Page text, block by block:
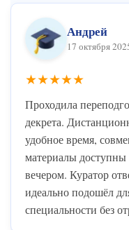
Андрей
17 октября
★★★★★
Проходила
декрета.
удобное время,
материалы
вечером. Куратор
идеально подошёл
специальности без